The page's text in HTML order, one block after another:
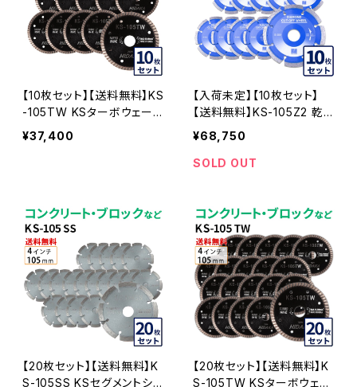
【10枚セット】【送料無料】KS
-105TW KSターボウェーブ
4インチ 105mm コンクリー
ト・ブロックなどの切断用
¥37,400
【入荷未定】【10枚セット】
【送料無料】KS-105Z2 乾
式 KSセグメント ゼットツー
4インチ 105mm ks-105z2
コンクリート・ブロックなど
105Z2-10
¥68,750
SOLD OUT
【20枚セット】【送料無料】K
S-105SS KSセグメントシル
【20枚セット】【送料無料】K
S-105TW KSターボウェー